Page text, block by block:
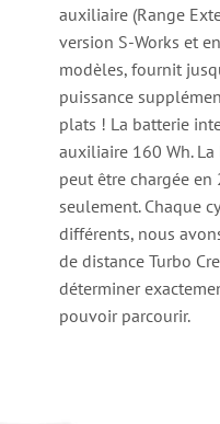
auxiliaire (Range
version S-Works et
modèles, fournit
puissance
plats ! La batterie
auxiliaire 160 Wh.
peut être chargée
seulement. Chaque
différents, nous
de distance Turbo
déterminer
pouvoir parcourir.